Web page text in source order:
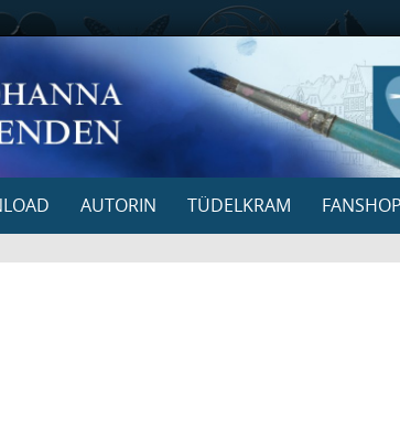
AUTORIN TÜDELKRAM FANSHOP